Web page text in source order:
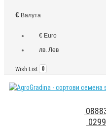
€ Валута
€ Euro
лв. Лев
Wish List 0